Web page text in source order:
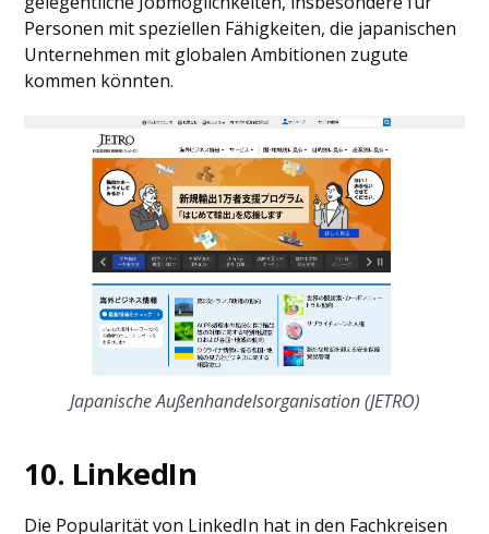
Personen mit speziellen Fähigkeiten, die japanischen
Unternehmen mit globalen Ambitionen zugute
kommen könnten.
Japanische Außenhandelsorganisation (JETRO)
10. LinkedIn
Die Popularität von LinkedIn hat in den Fachkreisen